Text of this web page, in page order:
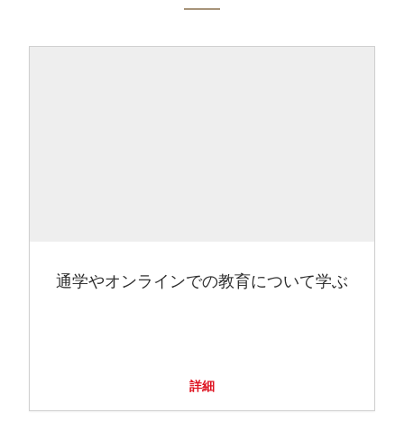
通学やオンラインでの教育について学ぶ
詳細